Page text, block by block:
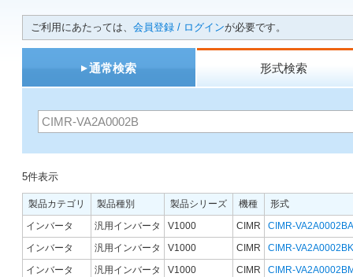
ご利用にあたっては、 会員登録 / ログインが必要です。
通常検索 形式検索
5件表示
製品カテゴリ 製品種別 製品シリーズ 機種
形式
インバータ
汎用インバータ V1000 CIMR
CIMR-
インバータ
汎用インバータ V1000 CIMR
CIMR-
インバータ
汎用インバータ V1000 CIMR
CIMR-